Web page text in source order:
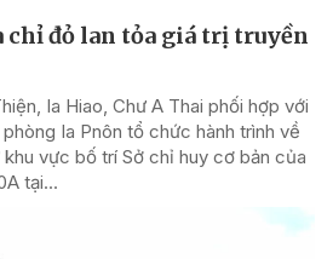
đỏ lan tỏa giá trị truyền
Ia Hiao, Chư A Thai phối hợp với
Ia Pnôn tổ chức hành trình về
vực bố trí Sở chỉ huy cơ bản của
tại...